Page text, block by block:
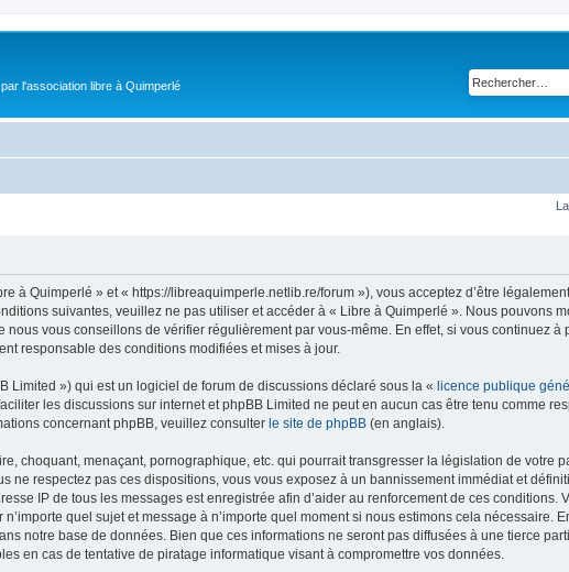
l'association libre à Quimperlé
à Quimperlé » et « https://libreaquimperle.netlib.re/forum »), vous acceptez d’être
suivantes, veuillez ne pas utiliser et accéder à « Libre à Quimperlé ». Nous pouvons
vous conseillons de vérifier régulièrement par vous-même. En effet, si vous continuez à
responsable des conditions modifiées et mises à jour.
Limited ») qui est un logiciel de forum de discussions déclaré sous la « licence publique
les discussions sur internet et phpBB Limited ne peut en aucun cas être tenu comme
concernant phpBB, veuillez consulter le site de phpBB (en anglais).
choquant, menaçant, pornographique, etc. qui pourrait transgresser la législation de votre
respectez pas ces dispositions, vous vous exposez à un bannissement immédiat et
IP de tous les messages est enregistrée afin d’aider au renforcement de ces conditions.
quel sujet et message à n’importe quel moment si nous estimons cela nécessaire.
notre base de données. Bien que ces informations ne seront pas diffusées à une tierce
en cas de tentative de piratage informatique visant à compromettre vos données.